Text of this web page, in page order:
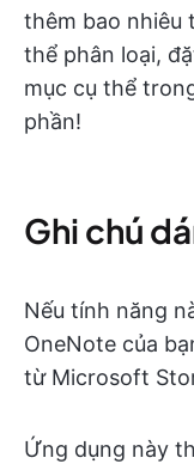
thêm bao nhiêu
thể phân loại,
mục cụ thể
phần!
Ghi chú
Nếu tính năng
OneNote của
từ Microsoft
Ứng dụng này